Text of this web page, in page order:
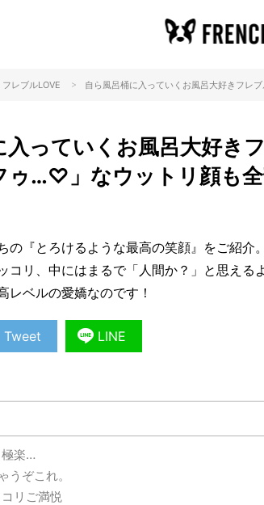
フレブルLOVE > 自ら風呂桶に入っていくお風呂大好きフレ
入っていくお風呂大好き
ゥ…♡」なウットリ顔も
の『とろけるような最高の笑顔』をご紹介
コリ、中にはまるで「人間か？」と思える
レベルの愛嬌なのです！
Tweet LINE
極楽…
うぞこれ。
リご満悦